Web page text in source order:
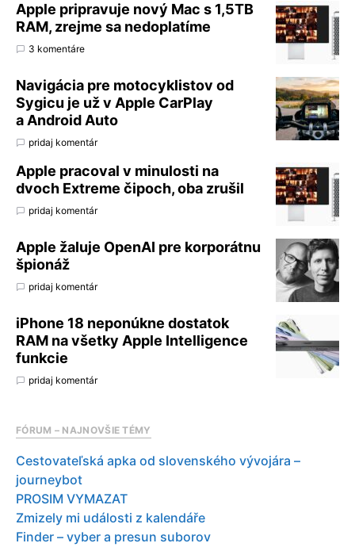
Apple pripravuje nový Mac s 1,5TB
RAM, zrejme sa nedoplatíme
3 komentáre
Navigácia pre motocyklistov od
Sygicu je už v Apple CarPlay
a Android Auto
pridaj komentár
Apple pracoval v minulosti na
dvoch Extreme čipoch, oba zrušil
pridaj komentár
Apple žaluje OpenAI pre korporátnu
špionáž
pridaj komentár
iPhone 18 neponúkne dostatok
RAM na všetky Apple Intelligence
funkcie
pridaj komentár
FÓRUM – NAJNOVŠIE TÉMY
Cestovateľská apka od slovenského vývojára –
journeybot
PROSIM VYMAZAT
Zmizely mi události z kalendáře
Finder – vyber a presun suborov